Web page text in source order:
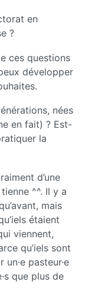
en
?
ces questions
développer
nées
en fait) ? Est-
la
d’une
^^. Il y a
mais
étaient
viennent,
qu’iels sont
un·e pasteur·e
que plus de